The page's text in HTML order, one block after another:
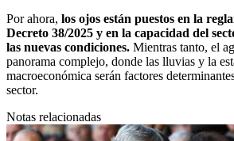
Por ahora, los ojos están puestos en la
Decreto 38/2025 y en la capacidad del
las nuevas condiciones. Mientras tanto, el
panorama complejo, donde las lluvias y la
macroeconómica serán factores
sector.
Notas relacionadas